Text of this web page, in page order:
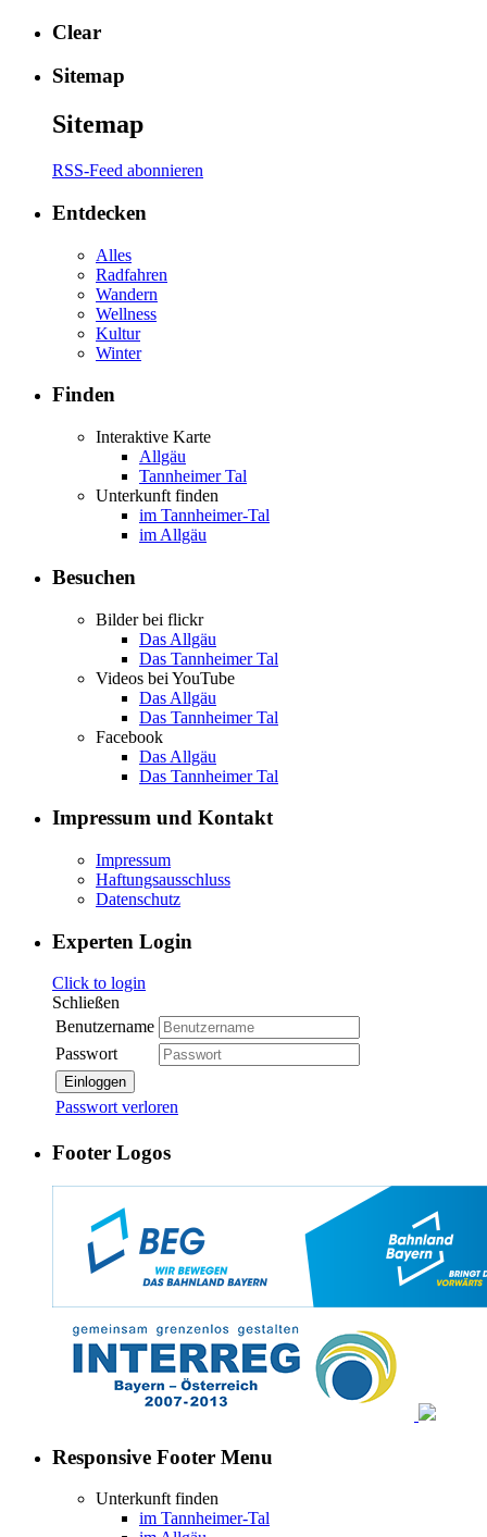
Clear
Sitemap
Sitemap
RSS-Feed abonnieren
Entdecken
Alles
Radfahren
Wandern
Wellness
Kultur
Winter
Finden
Interaktive Karte
Allgäu
Tannheimer Tal
Unterkunft finden
im Tannheimer-Tal
im Allgäu
Besuchen
Bilder bei flickr
Das Allgäu
Das Tannheimer Tal
Videos bei YouTube
Das Allgäu
Das Tannheimer Tal
Facebook
Das Allgäu
Das Tannheimer Tal
Impressum und Kontakt
Impressum
Haftungsausschluss
Datenschutz
Experten Login
Click to login
Schließen
Benutzername
Passwort
Einloggen
Passwort verloren
Footer Logos
Responsive Footer Menu
Unterkunft finden
im Tannheimer-Tal